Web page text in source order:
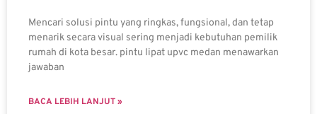
Mencari solusi pintu yang ringkas, fungsional, dan tetap
menarik secara visual sering menjadi kebutuhan pemilik
rumah di kota besar. pintu lipat upvc medan menawarkan
jawaban
BACA LEBIH LANJUT »